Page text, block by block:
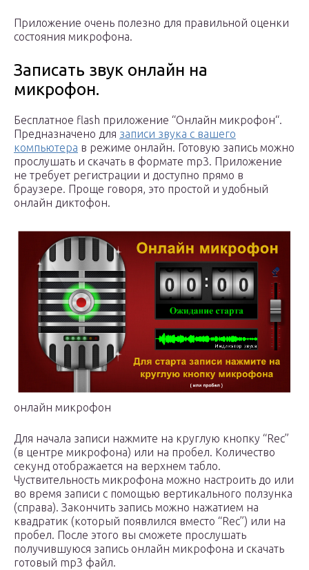
Приложение очень полезно для правильной оценки
состояния микрофона.
Записать звук онлайн на
микрофон.
Бесплатное flash приложение “Онлайн микрофон“.
Предназначено для записи звука с вашего
компьютера в режиме онлайн. Готовую запись можно
прослушать и скачать в формате mp3. Приложение
не требует регистрации и доступно прямо в
браузере. Проще говоря, это простой и удобный
онлайн диктофон.
онлайн микрофон
Для начала записи нажмите на круглую кнопку “Rec”
(в центре микрофона) или на пробел. Количество
секунд отображается на верхнем табло.
Чуствительность микрофона можно настроить до или
во время записи с помощью вертикального ползунка
(справа). Закончить запись можно нажатием на
квадратик (который появлился вместо “Rec”) или на
пробел. После этого вы сможете прослушать
получившуюся запись онлайн микрофона и скачать
готовый mp3 файл.